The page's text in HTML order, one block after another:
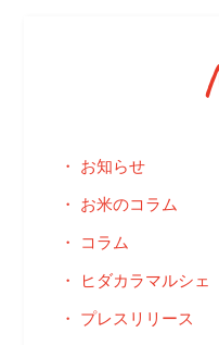
お知らせ
お米のコラム
コラム
ヒダカラマルシェ
プレスリリース